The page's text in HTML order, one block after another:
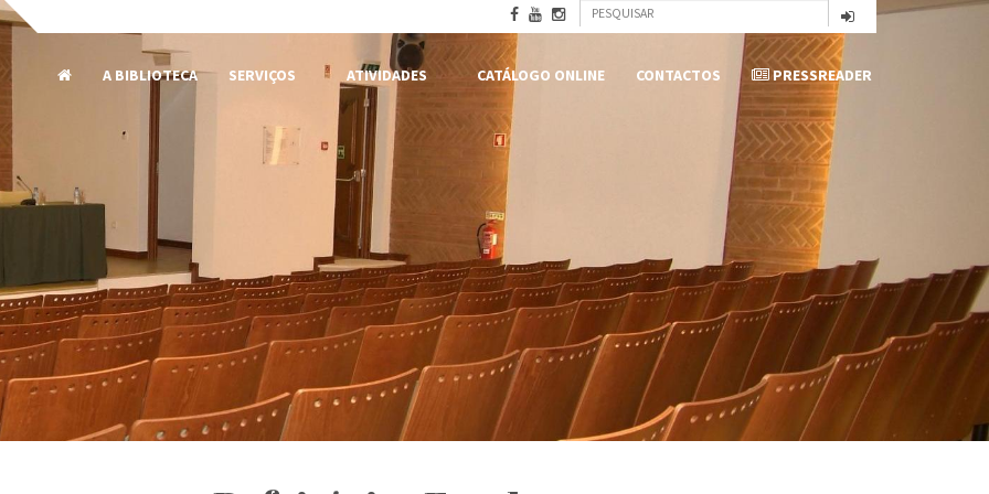
Formulário
pesquisa
Pesquisar
A BIBLIOTECA
SERVIÇOS ATIVIDADES CATÁLOGO ONLINE CONTACTOS PRESSREADER